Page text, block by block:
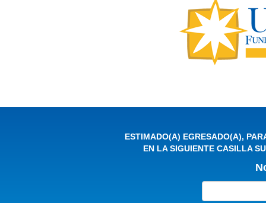
ESTIMADO(A) EGRESADO(A),
EN LA SIGUIENTE CASILLA